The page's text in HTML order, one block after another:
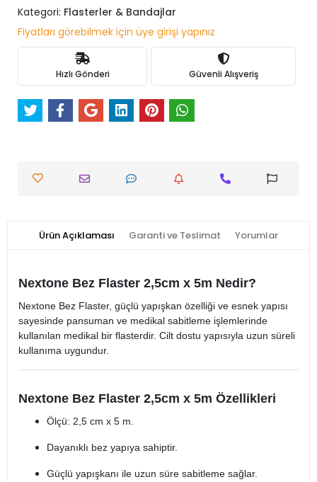
Kategori: Flasterler & Bandajlar
Fiyatları görebilmek için üye girişi yapınız
Hızlı Gönderi Güvenli Alışveriş
Ürün Açıklaması Garanti ve Teslimat Yorumlar
Nextone Bez Flaster 2,5cm x 5m Nedir?
Nextone Bez Flaster, güçlü yapışkan özelliği ve esnek yapısı
sayesinde pansuman ve medikal sabitleme işlemlerinde
kullanılan medikal bir flasterdir. Cilt dostu yapısıyla uzun süreli
kullanıma uygundur.
Nextone Bez Flaster 2,5cm x 5m Özellikleri
Ölçü: 2,5 cm x 5 m.
Dayanıklı bez yapıya sahiptir.
Güçlü yapışkanı ile uzun süre sabitleme sağlar.